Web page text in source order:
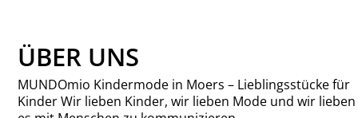
ÜBER UNS
MUNDOmio Kindermode in Moers – Lieblingsstücke für
Kinder Wir lieben Kinder, wir lieben Mode und wir lieben